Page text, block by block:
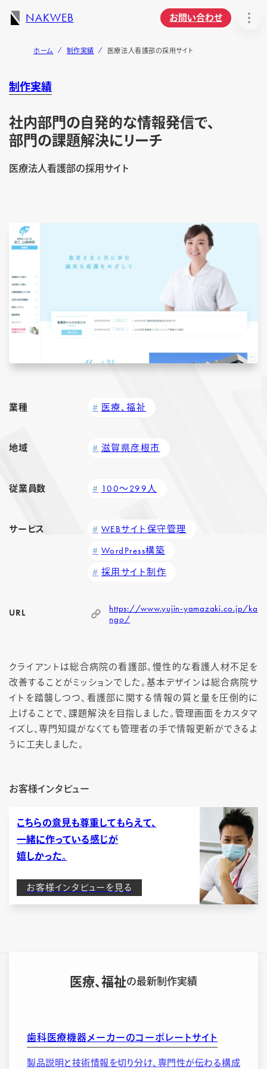
NAKWEB お問い合わせ
ホーム 制作実績 医療法人看護部の採用サイト
制作実績
社内部門の自発的な情報発信で、
部門の課題解決にリーチ
医療法人看護部の採用サイト
業種 医療、福祉
地域 滋賀県彦根市
従業員数 100～299人
サービス
WEBサイト保守管理
WordPress構築
採用サイト制作
URL
https://www.yujin-yamazaki.co.jp/ka
ngo/
クライアントは総合病院の看護部。慢性的な看護人材不足を
改善することがミッションでした。基本デザインは総合病院サ
イトを踏襲しつつ、看護部に関する情報の質と量を圧倒的に
上げることで、課題解決を目指しました。管理画面をカスタマ
イズし、専門知識がなくても管理者の手で情報更新ができるよ
うに工夫しました。
お客様インタビュー
こちらの意見も尊重してもらえて、
一緒に作っている感じが
嬉しかった。
お客様インタビューを見る
医療、福祉の最新制作実績
歯科医療機器メーカーのコーポレートサイト
製品説明と技術情報を切り分け、専門性が伝わる構成